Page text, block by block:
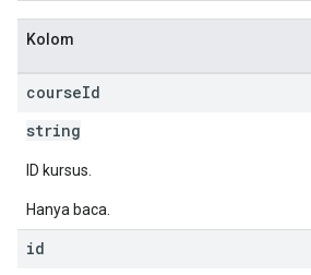
Kolom
courseId
string
ID kursus.
Hanya baca.
id